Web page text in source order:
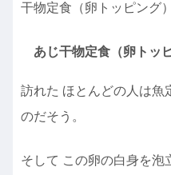
干物定食（卵トッピング
あじ干物定食（卵トッ
訪れた ほとんどの人は魚
のだそう。
そして この卵の白身を泡